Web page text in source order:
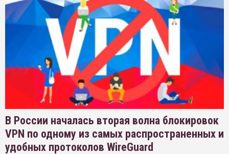
В России началась вторая волна блокировок
VPN по одному из самых распространенных и
удобных протоколов WireGuard